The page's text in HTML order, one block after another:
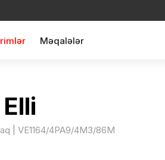
Məqalələr
| VE1164/4PA9/4M3/86M